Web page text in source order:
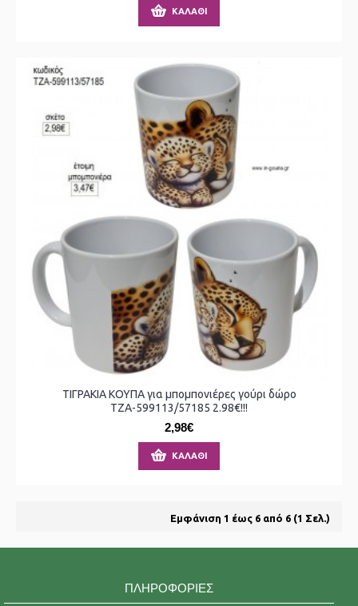
ΚΑΛΆΘΙ
ΤΙΓΡΑΚΙΑ ΚΟΥΠΑ για μπομπονιέρες γούρι δώρο
ΤΖΑ-599113/57185 2.98€!!!
2,98€
ΚΑΛΆΘΙ
Εμφάνιση 1 έως 6 από 6 (1 Σελ.)
ΠΛΗΡΟΦΟΡΊΕΣ